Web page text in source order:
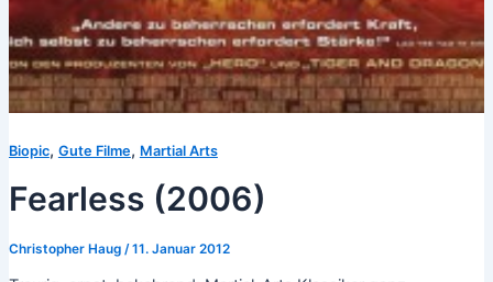
Biopic, Gute Filme, Martial Arts
Fearless (2006)
Christopher Haug /11. Januar 2012